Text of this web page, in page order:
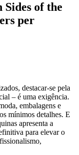
of the
per
destacar-se pela
– é uma exigência.
embalagens e
mínimos detalhes. E
apresenta a
para elevar o